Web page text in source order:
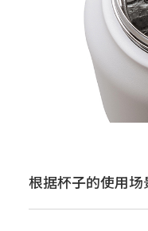
根据杯子的使用